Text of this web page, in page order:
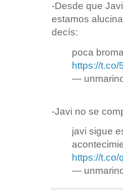
-Desde que
estamos
decís:
poca
https://t.co/
—
-Javi no se
javi sigue
https://t.co/
—